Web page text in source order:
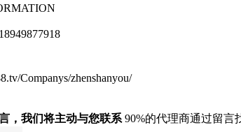
Companys/zhenshanyou/
，我们将主动与您联系 90%的代理商通过留言